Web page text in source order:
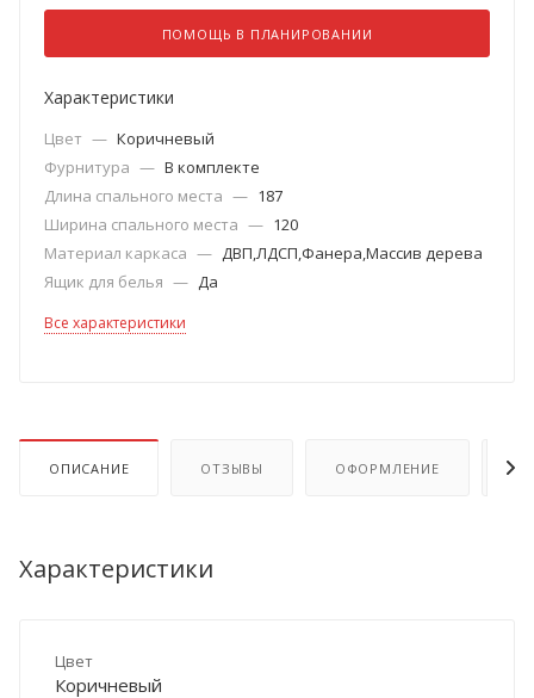
ПОМОЩЬ В ПЛАНИРОВАНИИ
Характеристики
Цвет — Коричневый
Фурнитура — В комплекте
Длина спального места — 187
Ширина спального места — 120
Материал каркаса — ДВП,ЛДСП,Фанера,Массив дерева
Ящик для белья — Да
Все характеристики
ОПИСАНИЕ ОТЗЫВЫ ОФОРМЛЕНИЕ
Характеристики
Цвет
Коричневый